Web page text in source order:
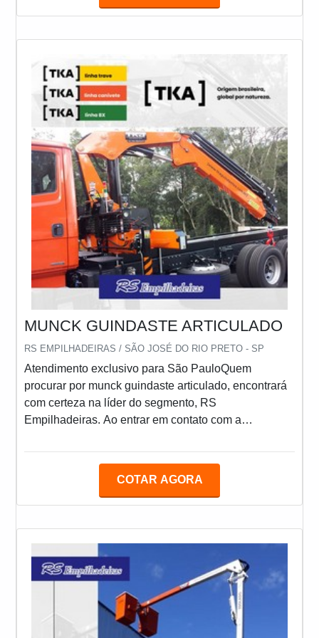
opções como mini guindaste articulado e guindaste
proteção.Para tal sucesso, a empresa investiu em
profissionais competentes e em equipamentos
inovadores. A RS Empilhadeiras é uma empresa que
tem sido apontada de forma positiva no segmento
pela seriedade e qualidade que comprova sua
essência de trazer o melhor aos clientes no mercado.
Resistência de isolamento; Entre outros. AS
MUNCK GUINDASTE ARTICULADO
RS EMPILHADEIRAS / SÃO JOSÉ DO RIO PRETO - SP
Atendimento exclusivo para São PauloQuem
procurar por munck guindaste articulado, encontrará
com certeza na líder do segmento, RS
Empilhadeiras. Ao entrar em contato com a
para tirar eventuais dúvidas, além de encontrar
colaboradores da RS Empilhadeiras o cliente obterá
GUINDASTE ARTICULADOA RS Empilhadeiras
canaliza seus recursos em produzir uma estrutura
para os parceiros com escritório de alta qualidade
onde são realizadas as atividades e sede em
localização privilegiada, tudo para garantir munck
COTAR AGORA